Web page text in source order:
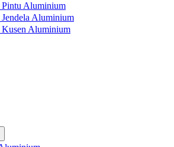
Pintu Aluminium
Aluminium
Kusen Aluminium